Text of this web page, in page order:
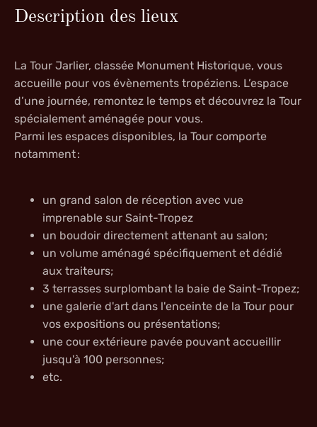
Description des lieux
La Tour Jarlier, classée Monument Historique, vous
accueille pour vos évènements tropéziens. L’espace
d’une journée, remontez le temps et découvrez la Tour
spécialement aménagée pour vous.
Parmi les espaces disponibles, la Tour comporte
notamment :
un grand salon de réception avec vue
imprenable sur Saint-Tropez
un boudoir directement attenant au salon;
un volume aménagé spécifiquement et dédié
aux traiteurs;
3 terrasses surplombant la baie de Saint-Tropez;
une galerie d'art dans l'enceinte de la Tour pour
vos expositions ou présentations;
une cour extérieure pavée pouvant accueillir
jusqu'à 100 personnes;
etc.